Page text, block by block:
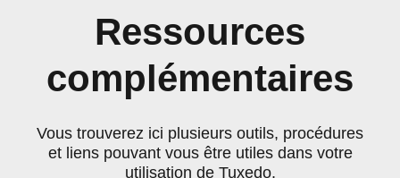
Ressources
complémentaires
Vous trouverez ici plusieurs outils, procédures
et liens pouvant vous être utiles dans votre
utilisation de Tuxedo.